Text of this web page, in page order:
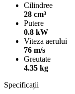
Cilindree
28 cm³
Putere
0.8 kW
Viteza aerului
76 m/s
Greutate
4.35 kg
Specificații